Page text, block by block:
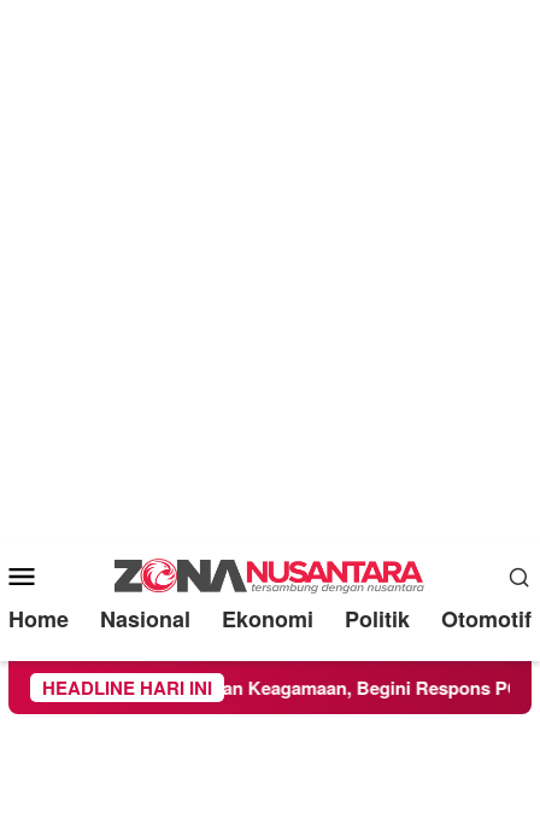
Mobile
Menu
Home Nasional Ekonomi Politik Otomotif
HEADLINE HARI INI
Ikuti Kegiatan Keagamaan, Begini Respons PCNU dan